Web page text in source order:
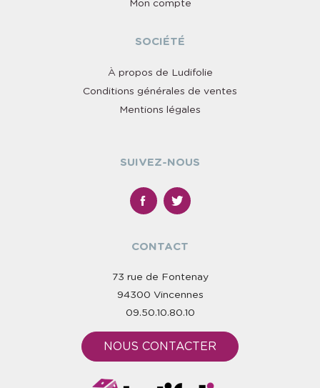
Mon compte
SOCIÉTÉ
À propos de Ludifolie
Conditions générales de ventes
Mentions légales
SUIVEZ-NOUS
CONTACT
73 rue de Fontenay
94300 Vincennes
09.50.10.80.10
NOUS CONTACTER